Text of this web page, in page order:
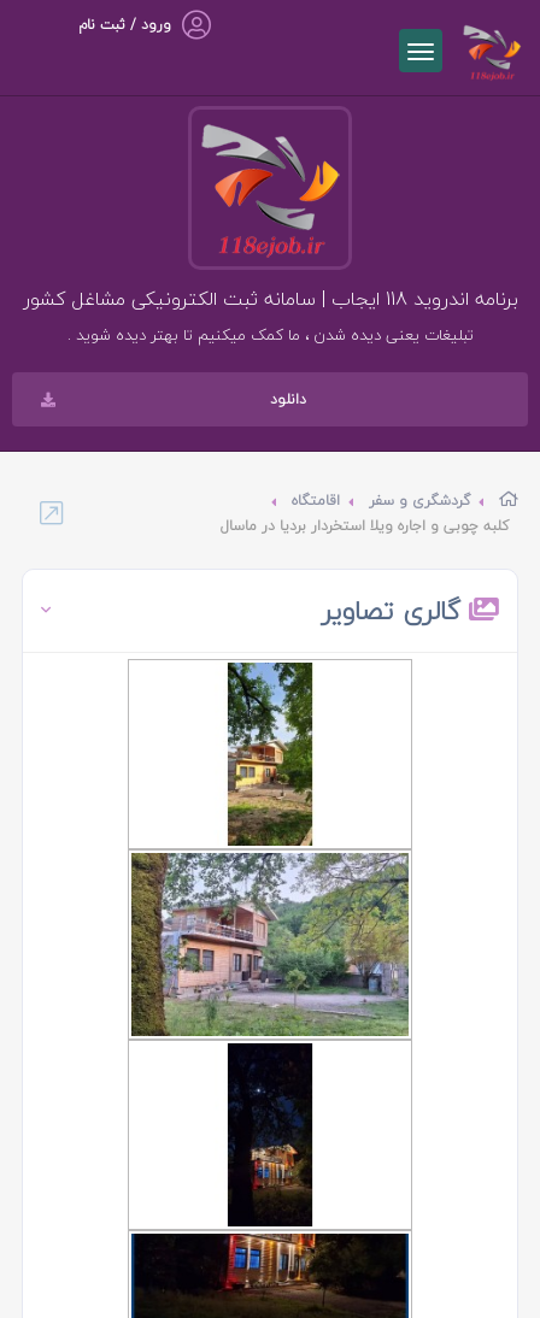
ورود / ثبت نام
برنامه اندروید 118 ایجاب | سامانه ثبت الکترونیکی مشاغل کشور
تبلیغات یعنی دیده شدن ، ما کمک میکنیم تا بهتر دیده شوید .
دانلود
گردشگری و سفر
اقامتگاه
کلبه چوبی و اجاره ویلا استخردار بردیا در ماسال
گالری تصاویر